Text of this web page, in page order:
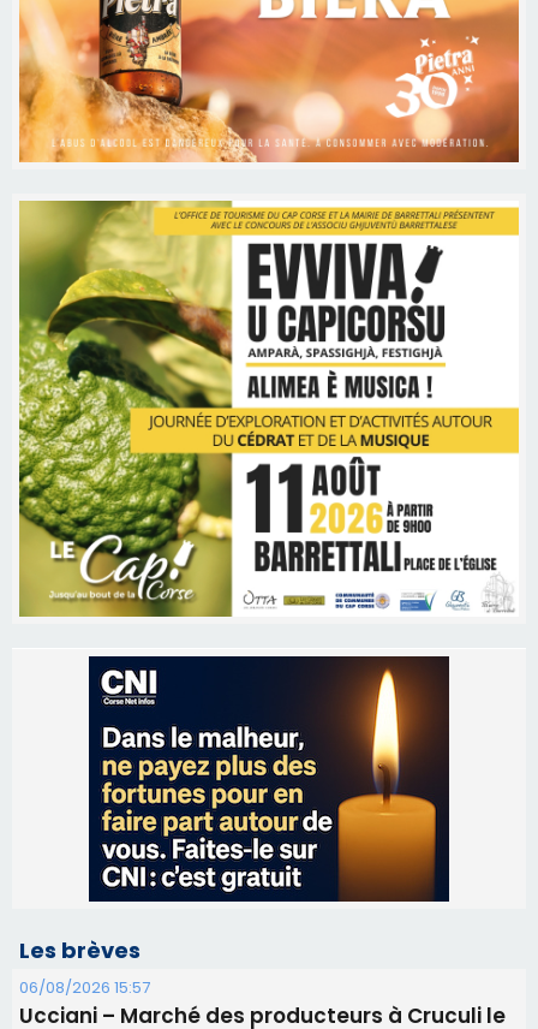
Les brèves
06/08/2026 15:57
Ucciani – Marché des producteurs à Cruculi le
06/08/2026 15:25
Corte – L’association A Nuciola organise une
06/08/2026 15:04
Alata - Soirée Tango Argentin au stade de San